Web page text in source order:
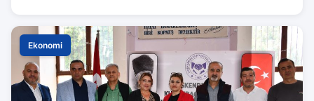
Ekonomi